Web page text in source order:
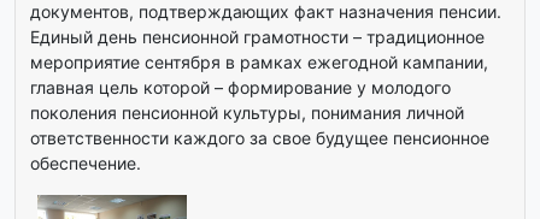
документов, подтверждающих факт назначения пенсии.
Единый день пенсионной грамотности – традиционное
мероприятие сентября в рамках ежегодной кампании,
главная цель которой – формирование у молодого
поколения пенсионной культуры, понимания личной
ответственности каждого за свое будущее пенсионное
обеспечение.